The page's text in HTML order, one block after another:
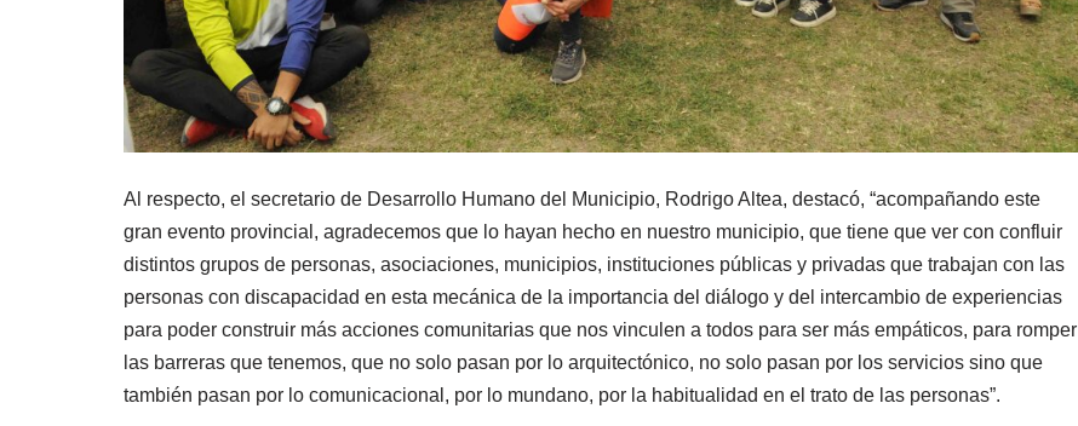
Al respecto, el secretario de Desarrollo Humano del Municipio, Rodrigo Altea, destacó, “acompañando este
gran evento provincial, agradecemos que lo hayan hecho en nuestro municipio, que tiene que ver con confluir
distintos grupos de personas, asociaciones, municipios, instituciones públicas y privadas que trabajan con las
personas con discapacidad en esta mecánica de la importancia del diálogo y del intercambio de experiencias
para poder construir más acciones comunitarias que nos vinculen a todos para ser más empáticos, para romper
las barreras que tenemos, que no solo pasan por lo arquitectónico, no solo pasan por los servicios sino que
también pasan por lo comunicacional, por lo mundano, por la habitualidad en el trato de las personas”.